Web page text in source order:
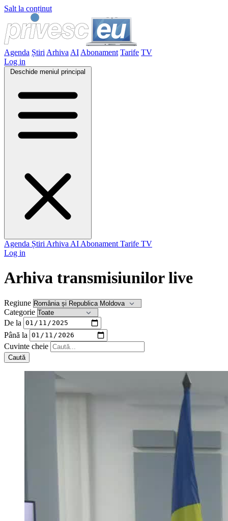
Salt la conținut
Agenda Știri Arhiva AI Abonament Tarife TV
Log in
Deschide meniul principal
Agenda Știri Arhiva AI Abonament Tarife TV
Log in
Arhiva transmisiunilor live
Regiune
Categorie
De la
Până la
Cuvinte cheie
Caută